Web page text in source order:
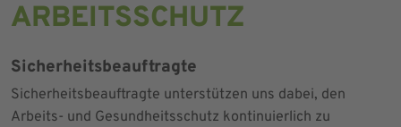
ARBEITSSCHUTZ
Sicherheitsbeauftragte
Sicherheitsbeauftragte unterstützen uns dabei, den
Arbeits- und Gesundheitsschutz kontinuierlich zu